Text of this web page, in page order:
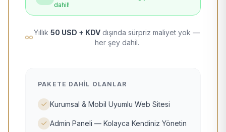
dahil!
Yıllık 50 USD + KDV dışında sürpriz maliyet yok —
her şey dahil.
PAKETE DAHIL OLANLAR
Kurumsal & Mobil Uyumlu Web Sitesi
Admin Paneli — Kolayca Kendiniz Yönetin